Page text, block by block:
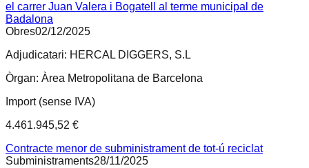
el carrer Juan Valera i Bogatell al terme municipal de
Badalona
Obres02/12/2025
Adjudicatari: HERCAL DIGGERS, S.L
Òrgan: Àrea Metropolitana de Barcelona
Import (sense IVA)
4.461.945,52 €
Contracte menor de subministrament de tot-ú reciclat
Subministraments28/11/2025